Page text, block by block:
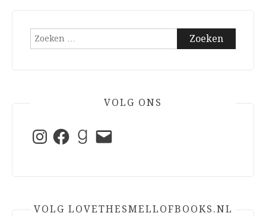
Zoeken
VOLG ONS
InstagramFacebookGoodreads
E-
mail
VOLG LOVETHESMELLOFBOOKS.NL